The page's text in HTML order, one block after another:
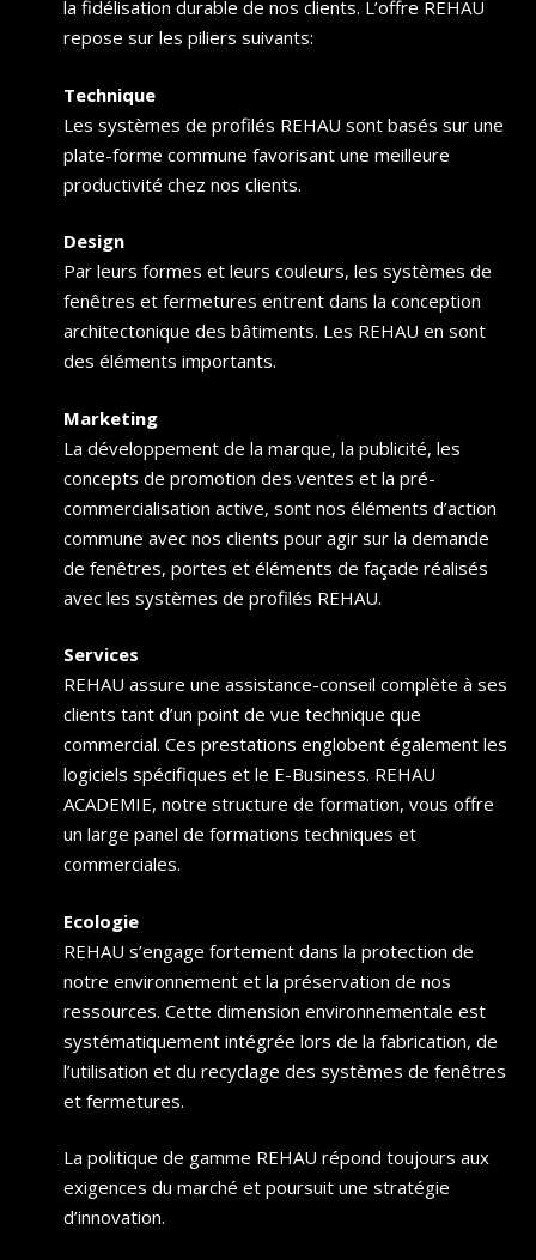
la fidélisation durable de nos clients. L’offre REHAU
repose sur les piliers suivants:
Technique
Les systèmes de profilés REHAU sont basés sur une
plate-forme commune favorisant une meilleure
productivité chez nos clients.
Design
Par leurs formes et leurs couleurs, les systèmes de
fenêtres et fermetures entrent dans la conception
architectonique des bâtiments. Les REHAU en sont
des éléments importants.
Marketing
La développement de la marque, la publicité, les
concepts de promotion des ventes et la pré-
commercialisation active, sont nos éléments d’action
commune avec nos clients pour agir sur la demande
de fenêtres, portes et éléments de façade réalisés
avec les systèmes de profilés REHAU.
Services
REHAU assure une assistance-conseil complète à ses
clients tant d’un point de vue technique que
commercial. Ces prestations englobent également les
logiciels spécifiques et le E-Business. REHAU
ACADEMIE, notre structure de formation, vous offre
un large panel de formations techniques et
commerciales.
Ecologie
REHAU s’engage fortement dans la protection de
notre environnement et la préservation de nos
ressources. Cette dimension environnementale est
systématiquement intégrée lors de la fabrication, de
l’utilisation et du recyclage des systèmes de fenêtres
et fermetures.
La politique de gamme REHAU répond toujours aux
exigences du marché et poursuit une stratégie
d’innovation.